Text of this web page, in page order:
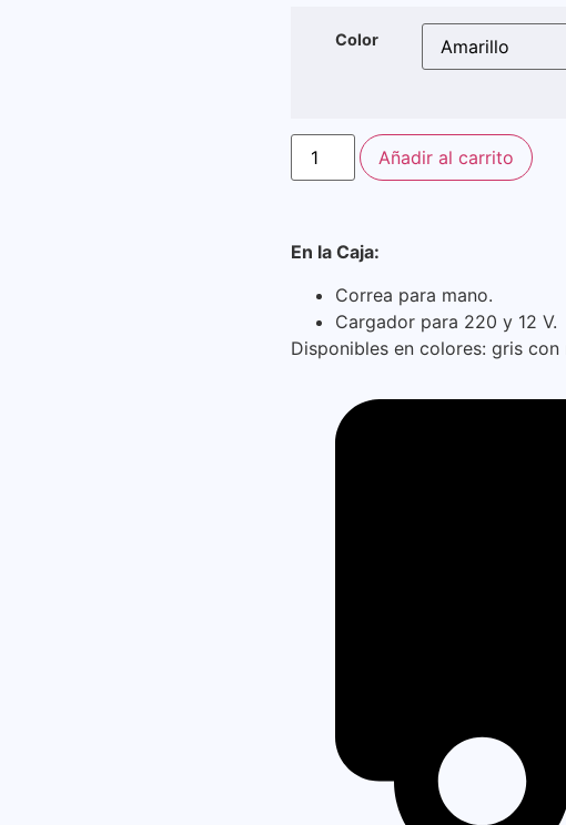
Color
Añadir al carrito
En la Caja:
Correa para mano.
Cargador para 220 y 12 V.
Disponibles en colores: gris